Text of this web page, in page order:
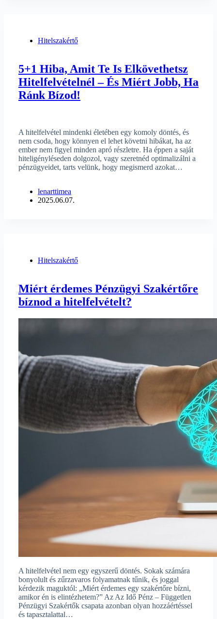
Hitelszakértő
5+1 Hiba, Amit Te Is Elkövethetsz
Hitelfelvételnél – És Miért Jobb, Ha
Ránk Bízod!
A hitelfelvétel mindenki életében egy komoly döntés, és
nem csoda, hogy könnyen el lehet követni hibákat, ha az
ember nem figyel minden apró részletre. Ha éppen a saját
hiteligényléseden dolgozol, vagy szeretnéd optimalizálni a
pénzügyeidet, tarts velünk, hogy megismerd azokat…
lenarttimea
2025.06.07.
Hitelszakértő
Miért érdemes Pénzügyi Szakértőre
bíznod a hitelfelvételt?
A hitelfelvétel nem egy egyszerű döntés. Sokak számára
bonyolult és zűrzavaros folyamatnak tűnik, és joggal
kérdezik maguktól: „Miért érdemes egy szakértőre bízni,
amikor én is elintézhetem?” Az Az Idő Pénz – Független
Pénzügyi Szakértők csapata azonban olyan hozzáértéssel
és tapasztalattal…